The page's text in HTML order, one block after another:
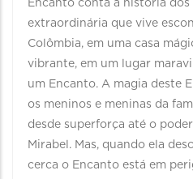
Encanto conta a história dos
extraordinária que vive
Colômbia, em uma casa
vibrante, em um lugar
um Encanto. A magia deste
os meninos e meninas da
desde superforça até o
Mirabel. Mas, quando ela
cerca o Encanto está em